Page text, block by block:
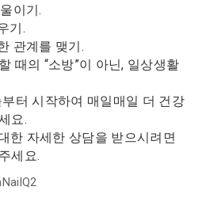
이기.
기.
관계를 맺기.
때의 “소방”이 아닌, 일상생활
터 시작하여 매일매일 더 건강
요.
한 자세한 상담을 받으시려면
세요.